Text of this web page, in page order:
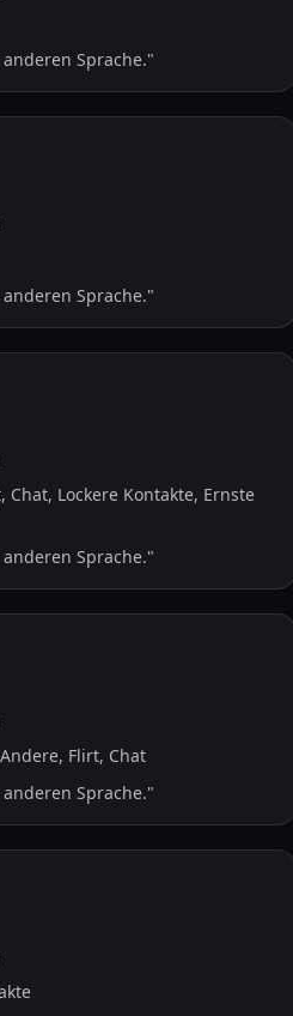
Sprache."
Sprache."
Chat, Lockere Kontakte, Ernste
Sprache."
Flirt, Chat
Sprache."